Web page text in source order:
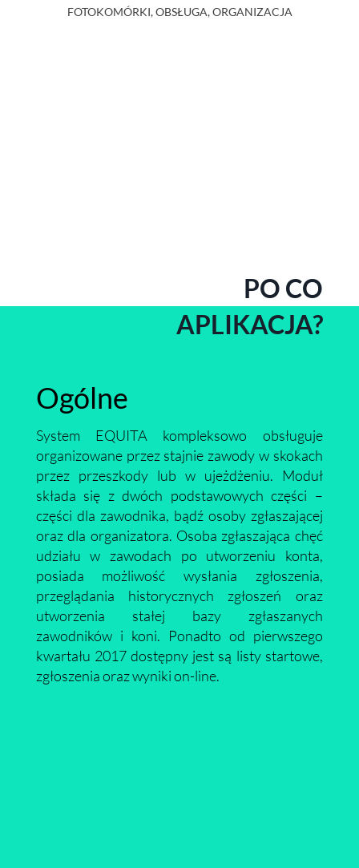
FOTOKOMÓRKI, OBSŁUGA, ORGANIZACJA
PO CO
APLIKACJA?
Ogólne
System EQUITA kompleksowo obsługuje
organizowane przez stajnie zawody w skokach
przez przeszkody lub w ujeżdżeniu. Moduł
składa się z dwóch podstawowych części –
części dla zawodnika, bądź osoby zgłaszającej
oraz dla organizatora. Osoba zgłaszająca chęć
udziału w zawodach po utworzeniu konta,
posiada możliwość wysłania zgłoszenia,
przeglądania historycznych zgłoszeń oraz
utworzenia stałej bazy zgłaszanych
zawodników i koni. Ponadto od pierwszego
kwartału 2017 dostępny jest są listy startowe,
zgłoszenia oraz wyniki on-line.